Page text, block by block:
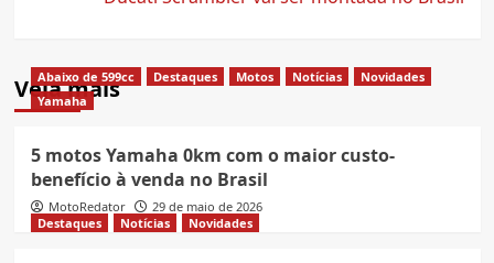
Veja mais
Abaixo de 599cc Destaques Motos Notícias
Novidades
Yamaha
5 motos Yamaha 0km com o maior custo-
benefício à venda no Brasil
MotoRedator
29 de maio de 2026
Destaques
Notícias Novidades